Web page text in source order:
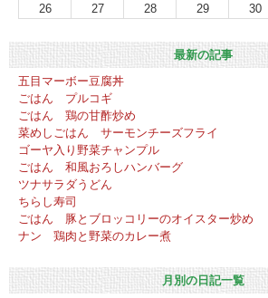
26
27 28 29 30
最新の記事
五目マーボー豆腐丼
ごはん プルコギ
ごはん 鶏の甘酢炒め
菜めしごはん サーモンチーズフライ
ゴーヤ入り野菜チャンプル
ごはん 和風おろしハンバーグ
ツナサラダうどん
ちらし寿司
ごはん 豚とブロッコリーのオイスター炒め
ナン 鶏肉と野菜のカレー煮
月別の日記一覧